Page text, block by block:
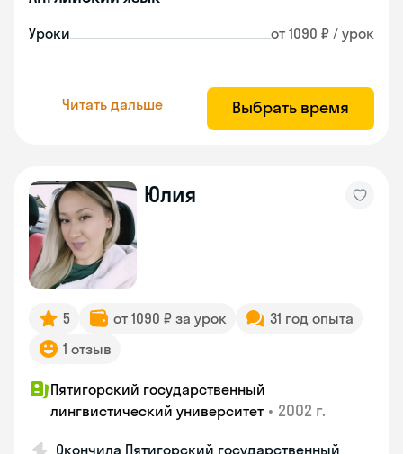
Уроки от 1090 ₽ / урок
Читать дальше Выбрать время
Юлия
5 от 1090 ₽ за урок
31 год опыта
1 отзыв
Пятигорский государственный
лингвистический университет • 2002 г.
Окончила Пятигорский государственный